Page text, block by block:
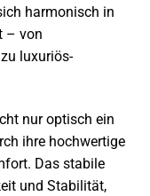
harmonisch in
– von
luxuriös-
nur optisch ein
ihre hochwertige
Das stabile
und Stabilität,